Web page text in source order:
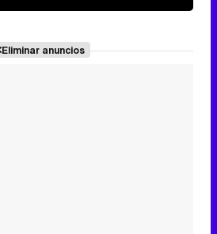
Eliminar anuncios